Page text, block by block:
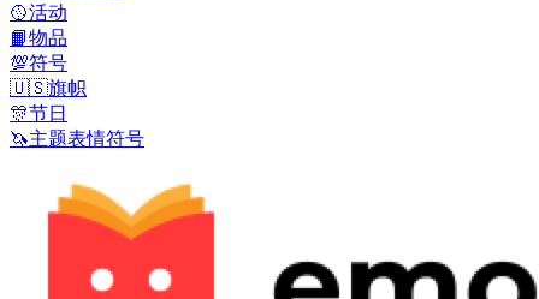
🥎活动
📙物品
💯符号
🇺🇸旗帜
🎊节日
🦄主题表情符号